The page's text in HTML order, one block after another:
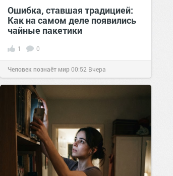
Ошибка, ставшая традицией:
Как на самом деле появились
чайные пакетики
1 0
Человек познаёт мир00:52 Вчера